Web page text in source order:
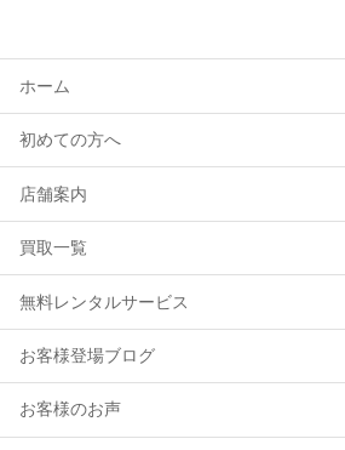
ホーム
初めての方へ
店舗案内
買取一覧
無料レンタルサービス
お客様登場ブログ
お客様のお声